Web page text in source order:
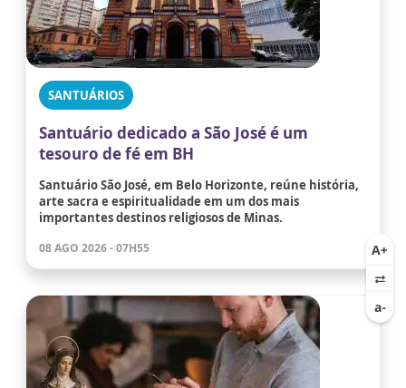
SANTUÁRIOS
Santuário dedicado a São José é um
tesouro de fé em BH
Santuário São José, em Belo Horizonte, reúne história,
arte sacra e espiritualidade em um dos mais
importantes destinos religiosos de Minas.
08 AGO 2026 - 07H55